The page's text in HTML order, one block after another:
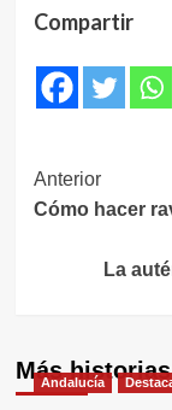
Compartir
de
Anterior
Cómo hacer
La
Más historias
Andalucía